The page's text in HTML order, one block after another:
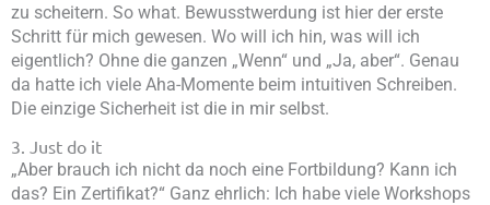
zu scheitern. So what. Bewusstwerdung ist hier der erste
Schritt für mich gewesen. Wo will ich hin, was will ich
eigentlich? Ohne die ganzen „Wenn“ und „Ja, aber“. Genau
da hatte ich viele Aha-Momente beim intuitiven Schreiben.
Die einzige Sicherheit ist die in mir selbst.
3. Just do it
„Aber brauch ich nicht da noch eine Fortbildung? Kann ich
das? Ein Zertifikat?“ Ganz ehrlich: Ich habe viele Workshops